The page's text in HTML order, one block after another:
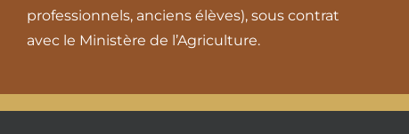
professionnels, anciens élèves), sous contrat
avec le Ministère de l’Agriculture.
© 2026 - Tous droits réservés